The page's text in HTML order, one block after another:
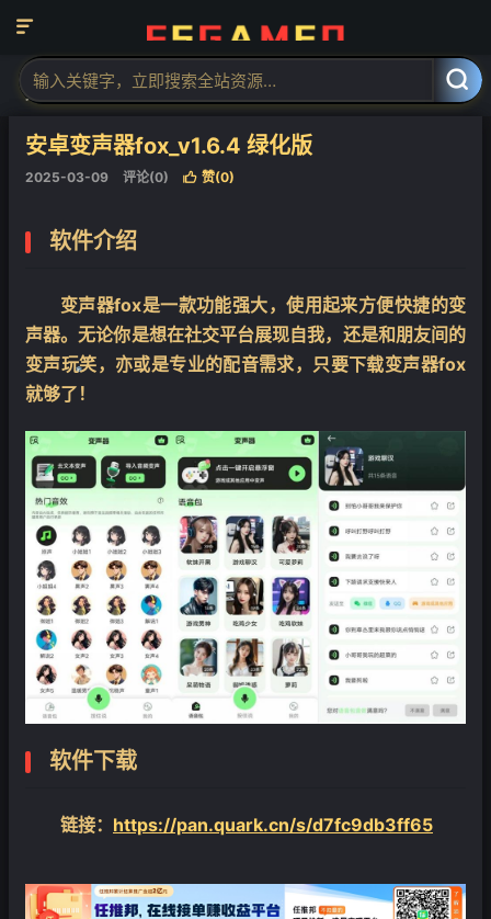


当前位置：福神网-专注分享最实用的软件、工具、资讯
正
文
安卓变声器fox_v1.6.4 绿化版
2025-03-09 评论(0)  赞(0)
软件介绍
变声器fox是一款功能强大，使用起来方便快捷的变
声器。无论你是想在社交平台展现自我，还是和朋友间的
变声玩笑，亦或是专业的配音需求，只要下载变声器fox
就够了！
软件下载
链接： https://pan.quark.cn/s/d7fc9db3ff65